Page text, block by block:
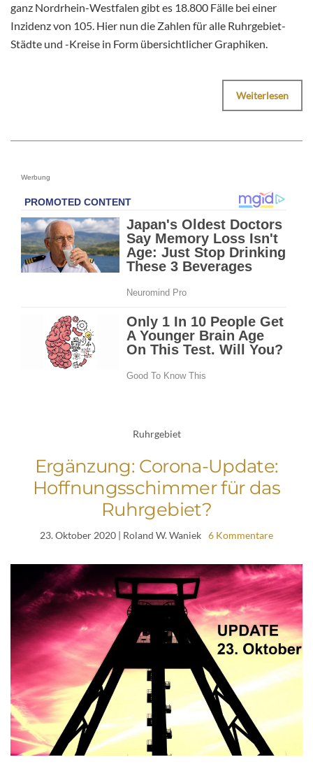
ganz Nordrhein-Westfalen gibt es 18.800 Fälle bei einer
Inzidenz von 105. Hier nun die Zahlen für alle Ruhrgebiet-
Städte und -Kreise in Form übersichtlicher Graphiken.
Weiterlesen
Werbung
Ruhrgebiet
Ergänzung: Corona-Update:
Hoffnungsschimmer für das
Ruhrgebiet?
23. Oktober 2020 | Roland W. Waniek 6 Kommentare